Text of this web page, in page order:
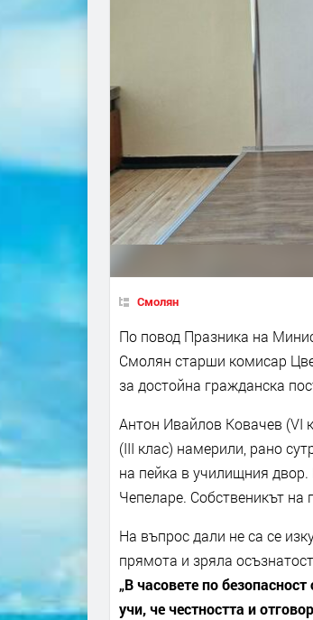
Смолян
По повод Празника на
Смолян старши комисар
за достойна гражданска
Антон Ивайлов Ковачев (VI
(III клас) намерили, рано
на пейка в училищния
Чепеларе. Собственикът на
На въпрос дали не са се
прямота и зряла
„В часовете по
учи, че честността и